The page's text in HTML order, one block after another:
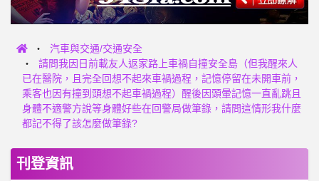
汽車與交通/交通安全
請問我因日前載友人返家路上車禍自撞安全島（但我醒來人
已在醫院，且完全回想不起來車禍過程，記憶停留在未開車前，
乘客也因有撞到頭想不起車禍過程）醒後因頭暈記憶一直亂跳且
身體不適警方說等身體好些在回警局做筆錄，請問這情形我什麼
都記不得了該怎麼做筆錄?
刊登資訊